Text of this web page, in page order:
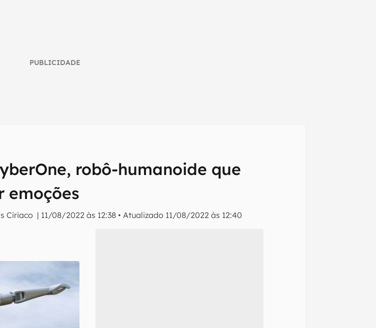
PUBLICIDADE
robô-humanoide que
emoções
Ciriaco | 11/08/2022 às 12:38 •Atualizado 11/08/2022 às 12:40
tech!
notícias e reviews sobre tecnologia em primeira
Termos de Uso e Política de Privacidade do Canaltech.